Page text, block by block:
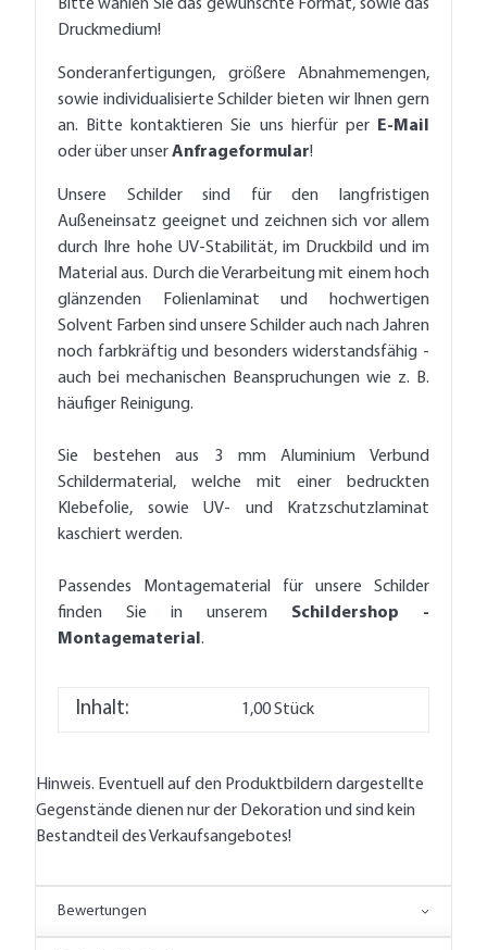
Bitte wählen Sie das gewünschte Format, sowie das
Druckmedium!
Sonderanfertigungen, größere Abnahmemengen,
sowie individualisierte Schilder bieten wir Ihnen gern
an. Bitte kontaktieren Sie uns hierfür per
E-Mail
oder über unserAnfrageformular!
Unsere Schilder sind für den langfristigen
Außeneinsatz geeignet und zeichnen sich vor allem
durch Ihre hohe UV-Stabilität, im Druckbild und im
Material aus. Durch die Verarbeitung mit einem hoch
glänzenden Folienlaminat und hochwertigen
Solvent Farben sind unsere Schilder auch nach Jahren
noch farbkräftig und besonders widerstandsfähig -
auch bei mechanischen Beanspruchungen wie z. B.
häufiger Reinigung.
Sie bestehen aus 3 mm Aluminium Verbund
Schildermaterial, welche mit einer bedruckten
Klebefolie, sowie UV- und Kratzschutzlaminat
kaschiert werden.
Passendes Montagematerial für unsere Schilder
finden Sie in unserem Schildershop -
Montagematerial .
Inhalt: 1,00 Stück
Hinweis. Eventuell auf den Produktbildern dargestellte
Gegenstände dienen nur der Dekoration und sind kein
Bestandteil des Verkaufsangebotes!
Bewertungen